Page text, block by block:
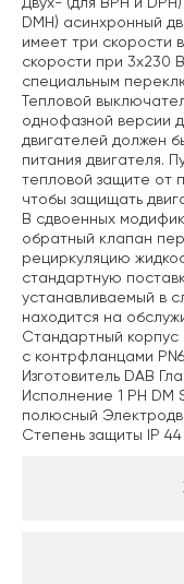
Двух- (для BРH и
DMH) асинхронный
имеет три скорости
скорости при 3х230
специальным
Тепловой
однофазной версии
двигателей должен
питания двигателя.
тепловой защите от
чтобы защищать
В сдвоенных
обратный клапан
рециркуляцию
стандартную
устанавливаемый в
находится на
Стандартный
с контрфланцами
Изготовитель DAB
Исполнение 1 PH DM
полюсный
Степень защиты IP 44